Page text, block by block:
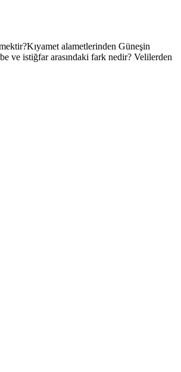
alametlerinden Güneşin
ve istiğfar arasındaki fark nedir? Velilerden